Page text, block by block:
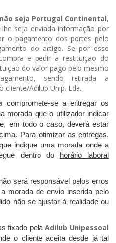
seja Portugal Continental,
seja enviada informação por
o pagamento dos portes pelo
do artigo. Se por esse
e pedir a restituição do
do valor pago pelo mesmo
sendo retirada a
cliente/Adilub Unip. Lda..
compromete-se a entregar os
morada que o utilizador indicar
em todo o caso, deverá estar
Para otimizar as entregas,
indique uma morada onde a
dentro do horário laboral
não será responsável pelos erros
morada de envio inserida pelo
não se ajustar à realidade ou
fixado pelaAdilub Unipessoal
o cliente aceita desde já tal